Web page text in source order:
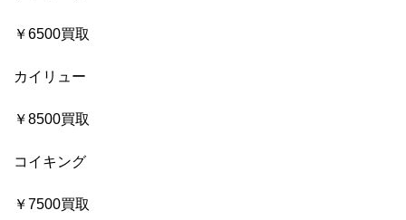
￥6500買取
カイリュー
￥8500買取
コイキング
￥7500買取